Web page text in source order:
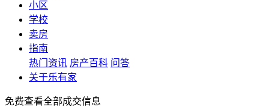
小区
学校
卖房
指南
热门资讯 房产百科 问答
关于乐有家
免费查看全部成交信息